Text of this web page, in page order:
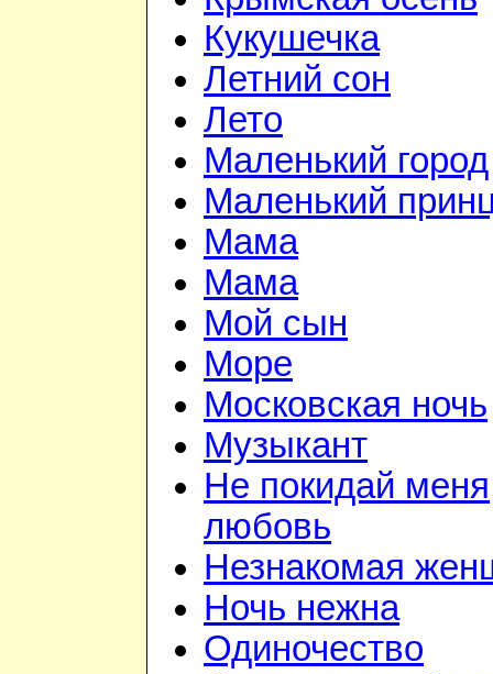
Кукушечка
Летний сон
Лето
Маленький город
Маленький
Мама
Мама
Мой сын
Море
Московская ночь
Музыкант
Не покидай
любовь
Незнакомая
Ночь нежна
Одиночество